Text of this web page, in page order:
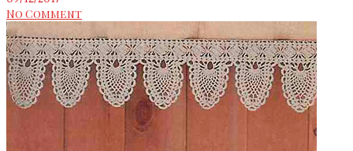
No Comment